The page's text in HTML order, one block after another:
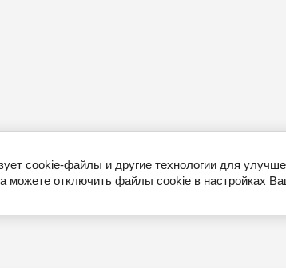
cookie-файлы и другие технологии для
можете отключить файлы cookie в настройках